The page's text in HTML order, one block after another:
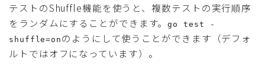
テストのShuffle機能を使うと、複数テストの実行順序
をランダムにすることができます。go test -
shuffle=on のようにして使うことができます（デフォ
ルトではオフになっています）。